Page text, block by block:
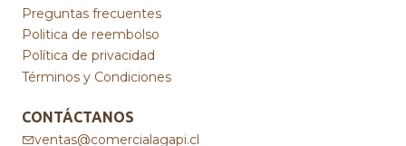
Preguntas frecuentes
Politica de reembolso
Política de privacidad
Términos y Condiciones
CONTÁCTANOS
ventas@comercialagapi.cl